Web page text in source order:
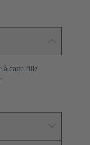
à carte fille